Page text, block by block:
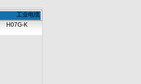
工业电缆
H07G-K